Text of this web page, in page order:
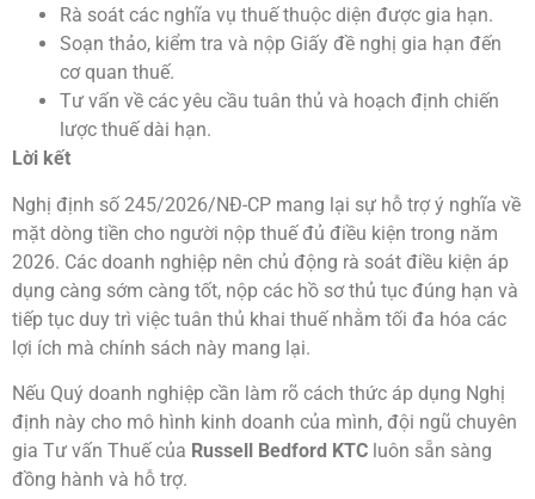
Rà soát các nghĩa vụ thuế thuộc diện được gia hạn.
Soạn thảo, kiểm tra và nộp Giấy đề nghị gia hạn đến
cơ quan thuế.
Tư vấn về các yêu cầu tuân thủ và hoạch định chiến
lược thuế dài hạn.
Lời kết
Nghị định số 245/2026/NĐ-CP mang lại sự hỗ trợ ý nghĩa về
mặt dòng tiền cho người nộp thuế đủ điều kiện trong năm
2026. Các doanh nghiệp nên chủ động rà soát điều kiện áp
dụng càng sớm càng tốt, nộp các hồ sơ thủ tục đúng hạn và
tiếp tục duy trì việc tuân thủ khai thuế nhằm tối đa hóa các
lợi ích mà chính sách này mang lại.
Nếu Quý doanh nghiệp cần làm rõ cách thức áp dụng Nghị
định này cho mô hình kinh doanh của mình, đội ngũ chuyên
gia Tư vấn Thuế của Russell Bedford KTC luôn sẵn sàng
đồng hành và hỗ trợ.